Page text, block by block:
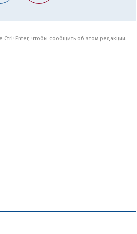
чтобы сообщить об этом редакции.